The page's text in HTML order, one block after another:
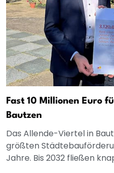
Fast 10 Millionen Euro
Bautzen
Das Allende-Viertel in
größten
Jahre. Bis 2032 fließen